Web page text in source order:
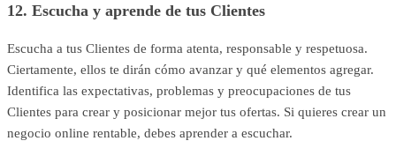
12. Escucha y aprende de tus Clientes
Escucha a tus Clientes de forma atenta, responsable y respetuosa.
Ciertamente, ellos te dirán cómo avanzar y qué elementos agregar.
Identifica las expectativas, problemas y preocupaciones de tus
Clientes para crear y posicionar mejor tus ofertas. Si quieres crear un
negocio online rentable, debes aprender a escuchar.